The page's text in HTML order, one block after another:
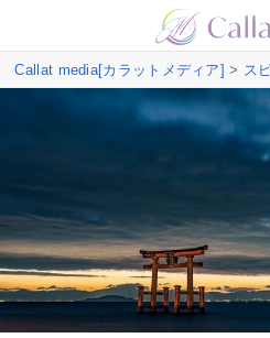
Callat media[カラットメディア] > ス